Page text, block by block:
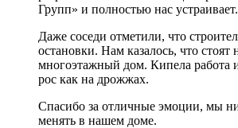
Групп» и полностью нас устраивает.
Даже соседи отметили, что
остановки. Нам казалось, что
многоэтажный дом. Кипела работа
рос как на дрожжах.
Спасибо за отличные эмоции, мы
менять в нашем доме.